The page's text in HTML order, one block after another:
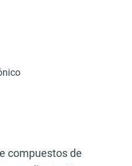
compuestos de